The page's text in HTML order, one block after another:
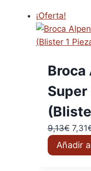
¡Oferta!
Broca
9,13€ El
7,31
Añadir